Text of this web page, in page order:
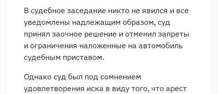
В судебное заседание никто не явился и все
уведомлены надлежащим образом, суд
принял заочное решение и отменил запреты
и ограничения наложенные на автомобиль
судебным приставом.
Однако суд был под сомнением
удовлетворения иска в виду того, что арест